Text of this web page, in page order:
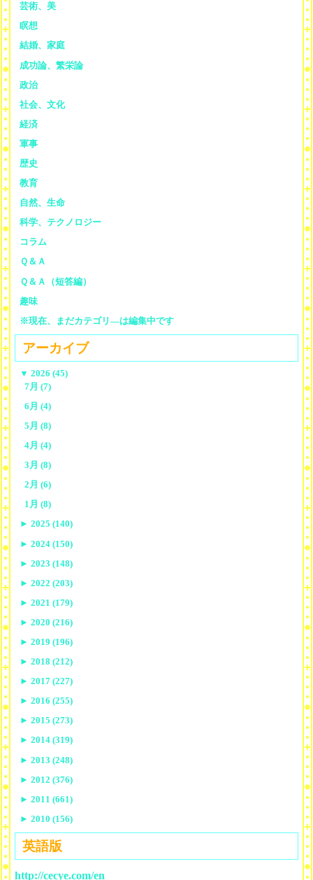
芸術、美
瞑想
結婚、家庭
成功論、繁栄論
政治
社会、文化
経済
軍事
歴史
教育
自然、生命
科学、テクノロジー
コラム
Ｑ＆Ａ
Ｑ＆Ａ（短答編）
趣味
※現在、まだカテゴリ—は編集中です
アーカイブ
▼ 2026 (45)
7月 (7)
6月 (4)
5月 (8)
4月 (4)
3月 (8)
2月 (6)
1月 (8)
► 2025 (140)
► 2024 (150)
► 2023 (148)
► 2022 (203)
► 2021 (179)
► 2020 (216)
► 2019 (196)
► 2018 (212)
► 2017 (227)
► 2016 (255)
► 2015 (273)
► 2014 (319)
► 2013 (248)
► 2012 (376)
► 2011 (661)
► 2010 (156)
英語版
http://cecye.com/en